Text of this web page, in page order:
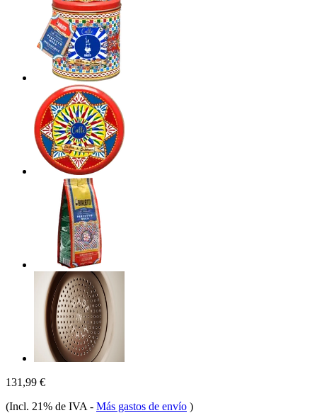
131,99 €
(Incl. 21% de IVA - Más gastos de envío )